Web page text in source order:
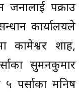
जनालाई पक्राउ
कार्यालयले
कामेश्वर शाह,
सुमनकुमार
५ पर्साका मनिष